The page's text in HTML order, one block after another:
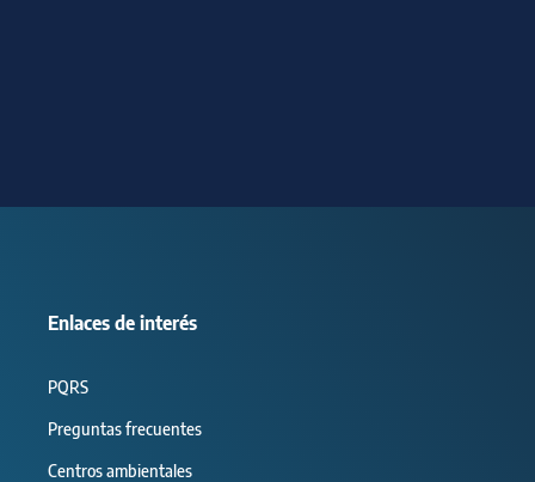
Enlaces de interés
PQRS
Preguntas frecuentes
Centros ambientales